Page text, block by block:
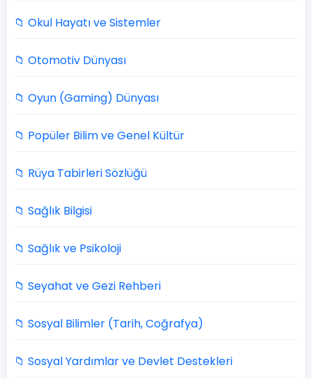
📁 Okul Hayatı ve Sistemler
📁 Otomotiv Dünyası
📁 Oyun (Gaming) Dünyası
📁 Popüler Bilim ve Genel Kültür
📁 Rüya Tabirleri Sözlüğü
📁 Sağlık Bilgisi
📁 Sağlık ve Psikoloji
📁 Seyahat ve Gezi Rehberi
📁 Sosyal Bilimler (Tarih, Coğrafya)
📁 Sosyal Yardımlar ve Devlet Destekleri